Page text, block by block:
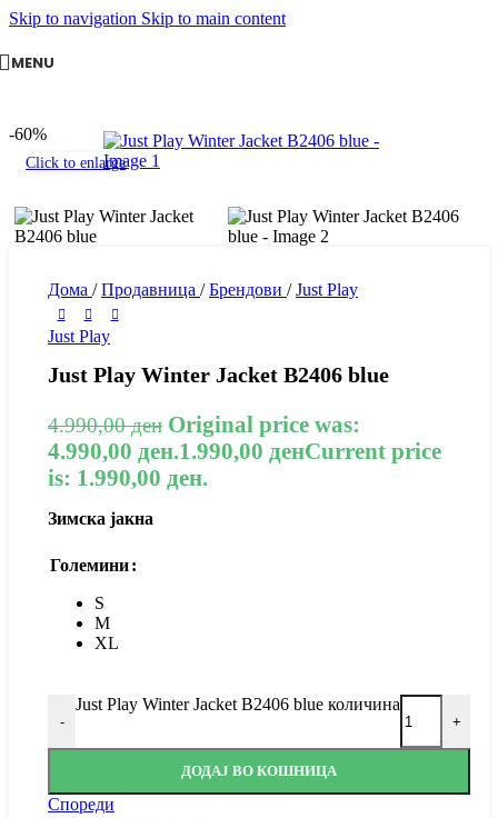
Skip to navigation Skip to main content
MENU
-60%
Click to enlarge
Дома / Продавница / Брендови / Just Play
Just Play
Just Play Winter Jacket B2406 blue
4.990,00ден Original price was:
4.990,00 ден.1.990,00 денCurrent price
is: 1.990,00 ден.
Зимска јакна
Големини
S
M
XL
-
Just Play Winter Jacket B2406 blue количина
+
ДОДАЈ ВО КОШНИЦА
Спореди